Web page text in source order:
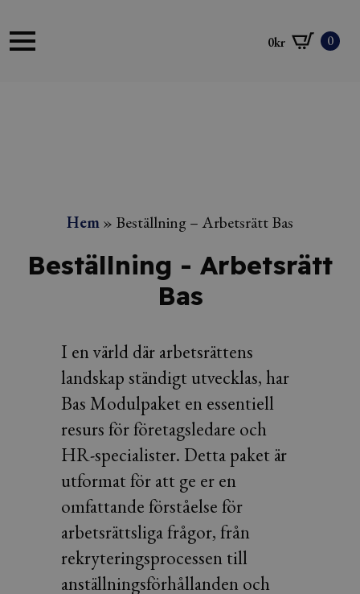
0kr 0
Hem» Beställning – Arbetsrätt Bas
Beställning - Arbetsrätt
Bas
I en värld där arbetsrättens
landskap ständigt utvecklas, har
Bas Modulpaket en essentiell
resurs för företagsledare och
HR-specialister. Detta paket är
utformat för att ge er en
omfattande förståelse för
arbetsrättsliga frågor, från
rekryteringsprocessen till
anställningsförhållanden och